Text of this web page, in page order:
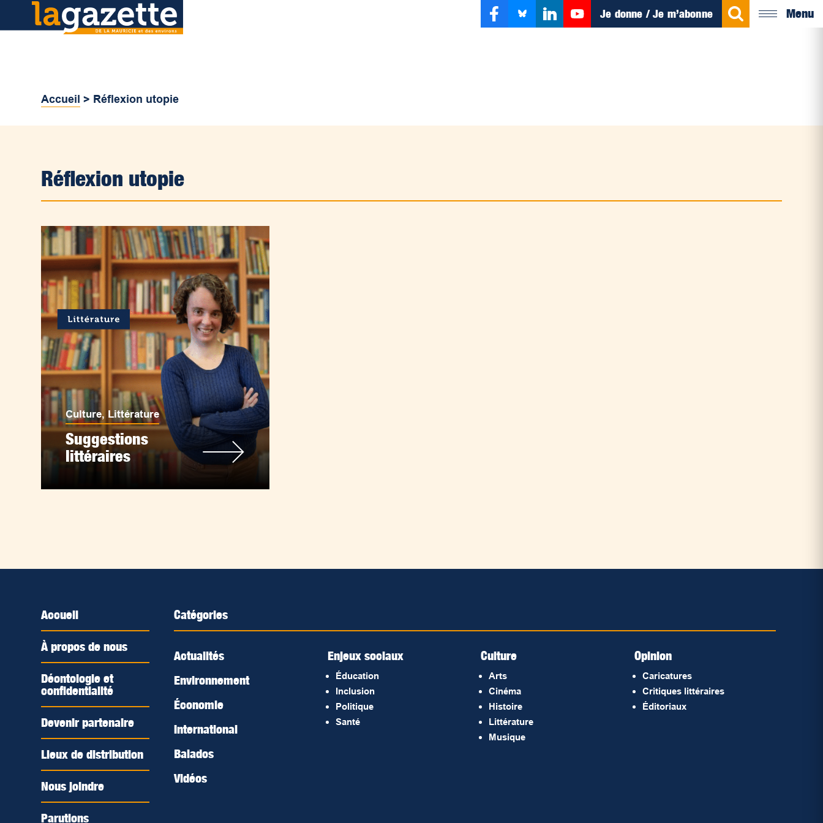
Je donne / Je m’abonne Menu
Accueil > Réflexion utopie
Réflexion utopie
Culture, Littérature
Suggestions
littéraires
Accueil
À propos de nous
Déontologie et
confidentialité
Devenir partenaire
Lieux de distribution
Nous joindre
Parutions
Catégories
Actualités
Environnement
Économie
International
Balados
Vidéos
Enjeux sociaux
Éducation
Inclusion
Politique
Santé
Culture
Arts
Cinéma
Histoire
Littérature
Musique
Opinion
Caricatures
Critiques littéraires
Éditoriaux